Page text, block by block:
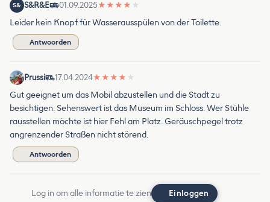
S& S&R&E 01.09.2025★ ★ ★ ★ ★
Leider kein Knopf für Wasserausspülen von der Toilette.
Antwoorden
Prussi 17.04.2024★ ★ ★ ★ ★
Gut geeignet um das Mobil abzustellen und die Stadt zu
besichtigen. Sehenswert ist das Museum im Schloss. Wer Stühle
rausstellen möchte ist hier Fehl am Platz. Geräuschpegel trotz
angrenzender Straßen nicht störend.
Antwoorden
Log in om alle informatie te zien Einloggen